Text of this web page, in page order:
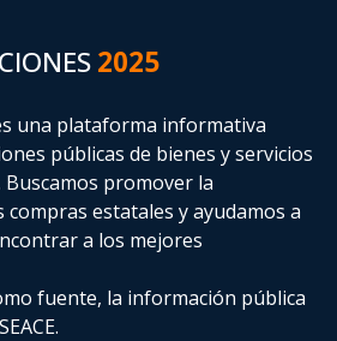
2025
una plataforma informativa
públicas de bienes y servicios
promover la
compras estatalesy ayudamos a
a los mejores
fuente, la información pública